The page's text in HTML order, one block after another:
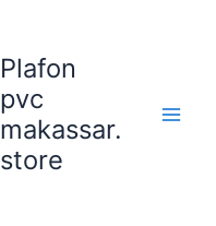
Plafon
pvc
makassar.
store